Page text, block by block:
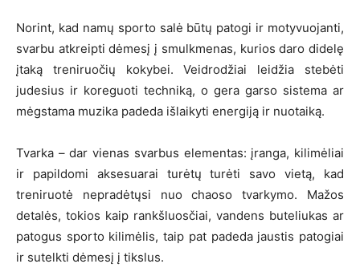
Norint, kad namų sporto salė būtų patogi ir motyvuojanti,
svarbu atkreipti dėmesį į smulkmenas, kurios daro didelę
įtaką treniruočių kokybei. Veidrodžiai leidžia stebėti
judesius ir koreguoti techniką, o gera garso sistema ar
mėgstama muzika padeda išlaikyti energiją ir nuotaiką.
Tvarka – dar vienas svarbus elementas: įranga, kilimėliai
ir papildomi aksesuarai turėtų turėti savo vietą, kad
treniruotė nepradėtųsi nuo chaoso tvarkymo. Mažos
detalės, tokios kaip rankšluosčiai, vandens buteliukas ar
patogus sporto kilimėlis, taip pat padeda jaustis patogiai
ir sutelkti dėmesį į tikslus.